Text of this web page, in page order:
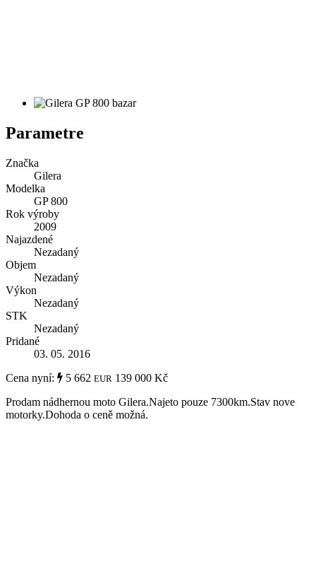
Parametre
Značka
Gilera
Modelka
GP 800
Rok výroby
2009
Najazdené
Nezadaný
Objem
Nezadaný
Výkon
Nezadaný
STK
Nezadaný
Pridané
03. 05. 2016
Cena nyní:
5 662 EUR 139 000 Kč
Prodam nádhernou moto Gilera.Najeto pouze 7300km.Stav nove
motorky.Dohoda o ceně možná.